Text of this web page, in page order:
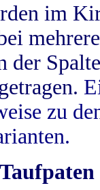
im
der
zu